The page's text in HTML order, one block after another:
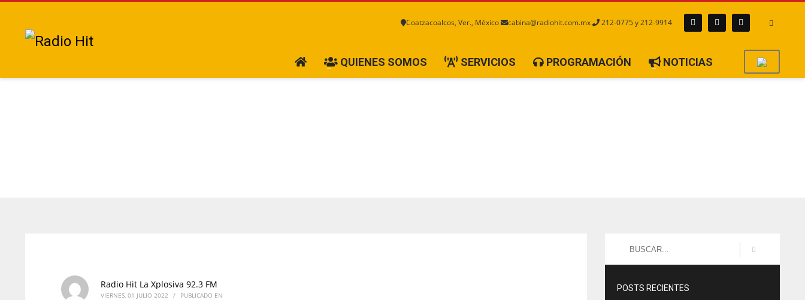
Coatzacoalcos, Ver., México cabina@radiohit.com.mx 212-0775 y 212-9914
QUIENES SOMOS SERVICIOS PROGRAMACIÓN NOTICIAS
Radio Hit La Xplosiva 92.3 FM
VIERNES, 01 JULIO 2022 / PUBLICADO EN
POSTS RECIENTES